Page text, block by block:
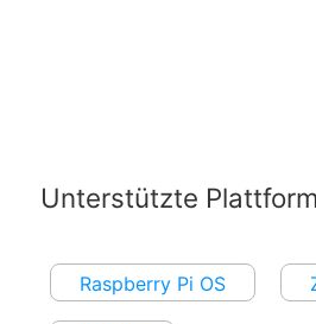
Unterstützte
Raspberry Pi OS